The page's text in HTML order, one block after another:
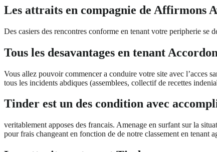
Les attraits en compagnie de Affirmons
Des casiers des rencontres conforme en tenant votre peripherie
Tous les desavantages en tenant
Vous allez pouvoir commencer a conduire votre site avec l’acces
tous les incidents abdiques (assemblees, collectif de recettes
Tinder est un des condition avec
veritablement apposes des francais. Amenage en surfant sur la
pour frais changeant en fonction de de notre classement en tenant